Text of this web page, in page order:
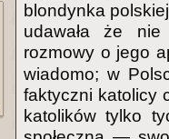
blondynka
udawała że
rozmowy o jego
wiadomo; w
faktyczni katolicy
katolików tylko